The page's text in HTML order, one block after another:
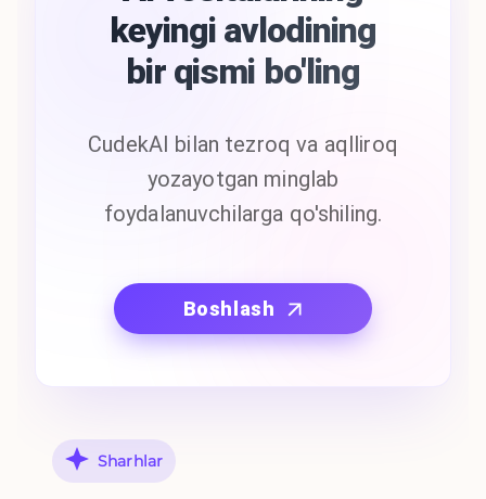
keyingi avlodining
bir qismi bo'ling
CudekAI bilan tezroq va aqlliroq
yozayotgan minglab
foydalanuvchilarga qo'shiling.
Boshlash
Sharhlar